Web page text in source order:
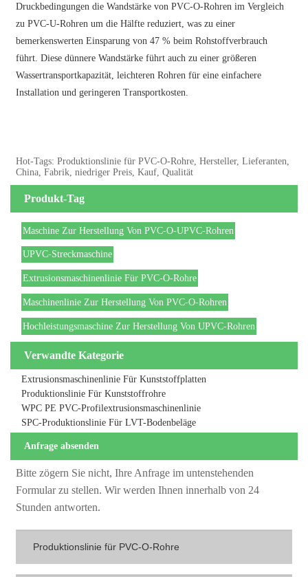
Druckbedingungen die Wandstärke von PVC-O-Rohren im Vergleich
zu PVC-U-Rohren um die Hälfte reduziert, was zu einer
bemerkenswerten Einsparung von 47 % beim Rohstoffverbrauch
führt. Diese dünnere Wandstärke führt auch zu einer größeren
Wassertransportkapazität, leichteren Rohren für eine einfachere
Installation und geringeren Transportkosten.
Hot-Tags: Produktionslinie für PVC-O-Rohre, Hersteller, Lieferanten,
China, Fabrik, niedriger Preis, Kauf, Qualität
Produkt-Tag
Maschine Zur Herstellung Von PVC-O-UPVC-Rohren
UPVC-Streckmaschine
Extrusionsmaschinenlinie Für PVC-O-Rohre
Maschinenlinie Zur Herstellung Von PVC-O-Rohren
Hochleistungsmaschine Zur Herstellung Von UPVC-Rohren
Verwandte Kategorie
Extrusionsmaschinenlinie Für Kunststoffplatten
Produktionslinie Für Kunststoffrohre
WPC PE PVC-Profilextrusionsmaschinenlinie
SPC-Produktionslinie Für LVT-Bodenbeläge
Anfrage absenden
Bitte zögern Sie nicht, Ihre Anfrage im untenstehenden
Formular zu stellen. Wir werden Ihnen innerhalb von 24
Stunden antworten.